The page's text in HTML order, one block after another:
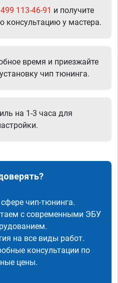
113-46-91 и получите
консультацию у мастера.
время и приезжайте
чип тюнинга.
на 1-3 часа для
чип-тюнинга.
с современными ЭБУ
на все виды работ.
консультации по
цены.